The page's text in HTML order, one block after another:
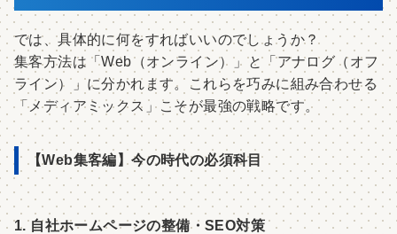
では、具体的に何をすればいいのでしょうか？
集客方法は「Web（オンライン）」と「アナログ（オフ
ライン）」に分かれます。これらを巧みに組み合わせる
「メディアミックス」こそが最強の戦略です。
【Web集客編】今の時代の必須科目
1. 自社ホームページの整備・SEO対策